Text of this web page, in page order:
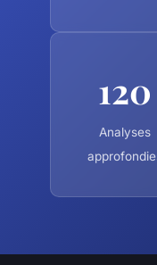
120
Analyses